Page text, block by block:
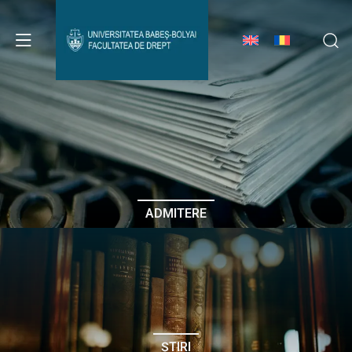
Avizier Studenți
Studii
Admitere
Erasmus & Internațional
Despre Facultate
ADMITERE
ȘTIRI